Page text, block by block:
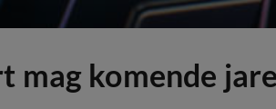
mag komende